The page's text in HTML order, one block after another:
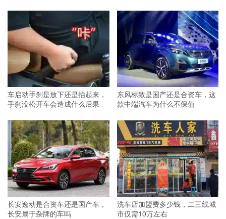
车启动手刹是放下还是抬起来，
手刹没松开车会造成什么后果
东风标致是国产还是合资车，这
款中端汽车为什么不保值
长安逸动是合资车还是国产车，
长安属于杂牌的车吗
洗车店加盟费多少钱，二三线城
市仅需10万左右